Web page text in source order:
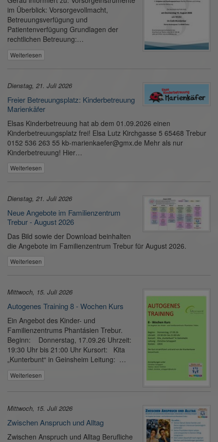
im Überblick: Vorsorgevollmacht,
Betreuungsverfügung und
Patientenverfügung Grundlagen der
rechtlichen Betreuung:…
Weiterlesen
Dienstag, 21. Juli 2026
Freier Betreuungsplatz: Kinderbetreuung
Marienkäfer
Elsas Kinderbetreuung hat ab dem 01.09.2026 einen
Kinderbetreuungsplatz frei! Elsa Lutz Kirchgasse 5 65468 Trebur
0152 536 263 55 kb-marienkaefer@gmx.de Mehr als nur
Kinderbetreuung! Hier…
Weiterlesen
Dienstag, 21. Juli 2026
Neue Angebote im Familienzentrum
Trebur - August 2026
Das Bild sowie der Download beinhalten
die Angebote im Familienzentrum Trebur für August 2026.
Weiterlesen
Mittwoch, 15. Juli 2026
Autogenes Training 8 - Wochen Kurs
Ein Angebot des Kinder- und
Familienzentrums Phantásien Trebur.
Beginn: Donnerstag, 17.09.26 Uhrzeit:
19:30 Uhr bis 21:00 Uhr Kursort: Kita
„Kunterbunt“ in Geinsheim Leitung: …
Weiterlesen
Mittwoch, 15. Juli 2026
Zwischen Anspruch und Alltag
Zwischen Anspruch und Alltag Berufliche